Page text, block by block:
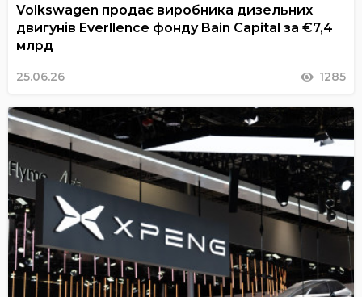
Volkswagen продає виробника дизельних
двигунів Everllence фонду Bain Capital за €7,4
млрд
25.06.26 1285